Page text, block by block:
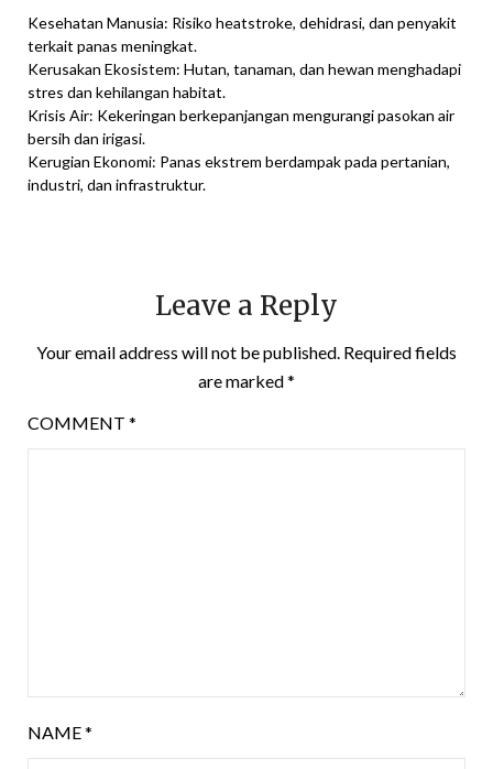
Kesehatan Manusia: Risiko heatstroke, dehidrasi, dan penyakit
terkait panas meningkat.
Kerusakan Ekosistem: Hutan, tanaman, dan hewan menghadapi
stres dan kehilangan habitat.
Krisis Air: Kekeringan berkepanjangan mengurangi pasokan air
bersih dan irigasi.
Kerugian Ekonomi: Panas ekstrem berdampak pada pertanian,
industri, dan infrastruktur.
Leave a Reply
Your email address will not be published. Required fields
are marked*
COMMENT *
NAME*